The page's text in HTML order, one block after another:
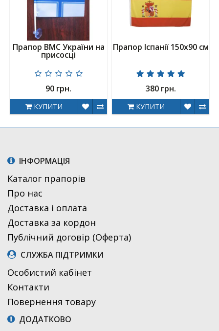
Прапор ВМС України на
присосці
90 грн.
КУПИТИ
Прапор Іспанії 150х90 см
380 грн.
КУПИТИ
ІНФОРМАЦІЯ
Каталог прапорів
Про нас
Доставка і оплата
Доставка за кордон
Публічний договір (Оферта)
СЛУЖБА ПІДТРИМКИ
Особистий кабінет
Контакти
Повернення товару
ДОДАТКОВО